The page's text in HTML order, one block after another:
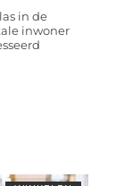
in de
inwoner